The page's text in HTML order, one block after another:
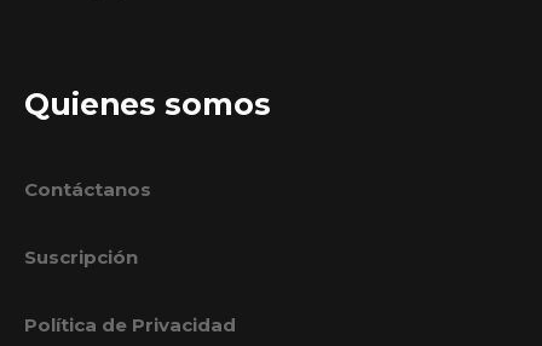
Quienes somos
Contáctanos
Suscripción
Política de Privacidad